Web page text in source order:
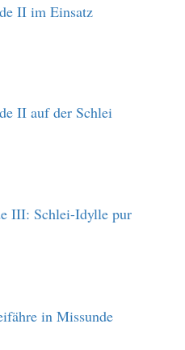
II im Einsatz
II auf der Schlei
III: Schlei-Idylle pur
in Missunde